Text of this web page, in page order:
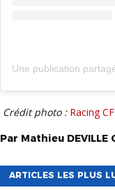
Une publication
Crédit photo : Racing CF
Par Mathieu DEVILLE
ARTICLES LES PLUS